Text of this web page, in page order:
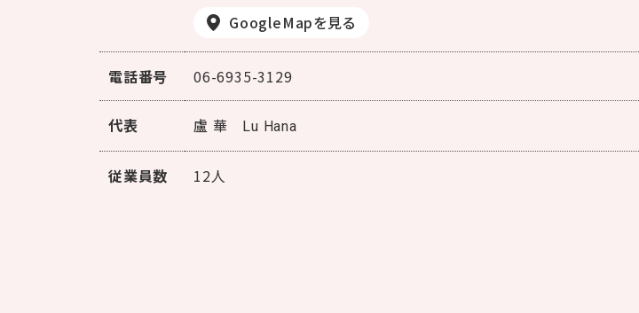
GoogleMapを見る
電話番号 06-6935-3129
代表 盧 華 Lu Hana
従業員数 12人